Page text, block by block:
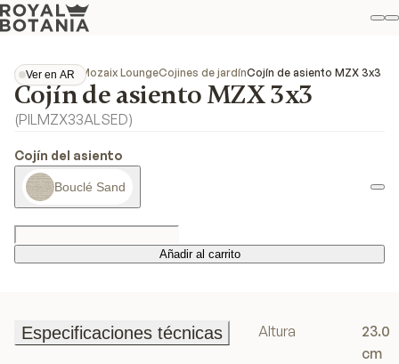
Ver en AR
Ver en AR
Colecciones Mozaix LoungeCojines de jardínCojín de asiento MZX 3x3
Cojín de asiento MZX 3x3
(PILMZX33ALSED)
Cojín del asiento
Bouclé Sand
Añadir al carrito
Añadir al carrito
Especificaciones técnicas
Altura
23.0
cm